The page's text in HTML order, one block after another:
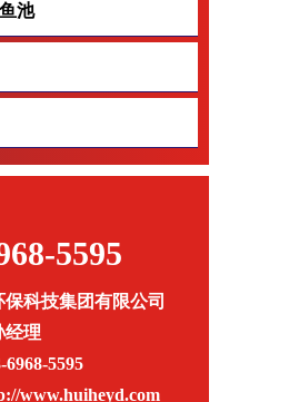
池
5595
科技集团有限公司
经理
5595
www.huiheyd.com